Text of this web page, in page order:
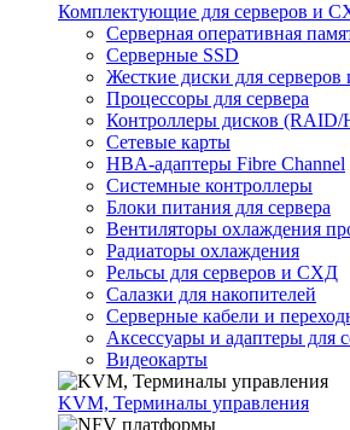
Комплектующие для серверов и
Серверная оперативная
Серверные SSD
Жесткие диски для
Процессоры для сервера
Контроллеры дисков
Сетевые карты
HBA-адаптеры Fibre Channel
Системные контроллеры
Блоки питания для сервера
Вентиляторы охлаждения
Радиаторы охлаждения
Рельсы для серверов и СХД
Салазки для накопителей
Серверные кабели и
Аксессуары и адаптеры для
Видеокарты
KVM, Терминалы управления